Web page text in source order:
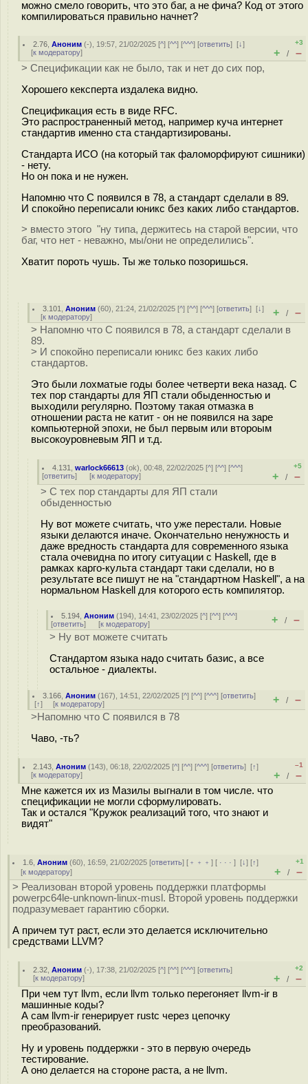
можно смело говорить, что это баг, а не фича? Код от этого
компилироваться правильно начнет?
2.76 ,Аноним (-), 19:57, 21/02/2025 [^] [^^] [^^^] [ответить][↓]
[к модератору]
+3
+ / –
> Спецификации как не было, так и нет до сих пор,
Хорошего кексперта издалека видно.
Спецификация есть в виде RFC.
Это распространенный метод, например куча интернет
стандартив именно ста стандартизированы.
Стандарта ИСО (на который так фаломорфируют сишники)
- нету.
Но он пока и не нужен.
Напомню что С появился в 78, а стандарт сделали в 89.
И спокойно переписали юникс без каких либо стандартов.
> вместо этого "ну типа, держитесь на старой версии, что
баг, что нет - неважно, мы/они не определились".
Хватит пороть чушь. Ты же только позоришься.
3.101 ,Аноним (60), 21:24, 21/02/2025 [^] [^^] [^^^] [ответить][↓]
[к модератору] + / –
> Напомню что С появился в 78, а стандарт сделали в
89.
> И спокойно переписали юникс без каких либо
стандартов.
Это были лохматые годы более четверти века назад. С
тех пор стандарты для ЯП стали обыденностью и
выходили регулярно. Поэтому такая отмазка в
отношении раста не катит - он не появился на заре
компьютерной эпохи, не был первым или второым
высокоуровневым ЯП и т.д.
4.131 ,warlock66613 (ok), 00:48, 22/02/2025 [^] [^^] [^^^]
[ответить] [к модератору]
+5
+ / –
> С тех пор стандарты для ЯП стали
обыденностью
Ну вот можете считать, что уже перестали. Новые
языки делаются иначе. Окончательно ненужность и
даже вредность стандарта для современного языка
стала очевидна по итогу ситуации с Haskell, где в
рамках карго-культа стандарт таки сделали, но в
результате все пишут не на "стандартном Haskell", а на
нормальном Haskell для которого есть компилятор.
5.194 ,Аноним (194), 14:41, 23/02/2025 [^] [^^] [^^^]
[ответить] [к модератору] + / –
> Ну вот можете считать
Стандартом языка надо считать базис, а все
остальное - диалекты.
3.166 ,Аноним (167), 14:51, 22/02/2025 [^] [^^] [^^^] [ответить]
[↑] [к модератору] + / –
>Напомню что С появился в 78
Чаво, -ть?
2.143 ,Аноним (143), 06:18, 22/02/2025 [^] [^^] [^^^] [ответить][↑]
[к модератору]
–1
+ / –
Мне кажется их из Мазилы выгнали в том числе. что
спецификации не могли сформулировать.
Так и остался "Кружок реализаций того, что знают и
видят"
1.6 ,Аноним (60), 16:59, 21/02/2025 [ответить] [ ﹢﹢﹢] [ · · ·][↓] [↑]
[к модератору]
+1
+ / –
> Реализован второй уровень поддержки платформы
powerpc64le-unknown-linux-musl. Второй уровень поддержки
подразумевает гарантию сборки.
А причем тут раст, если это делается исключительно
средствами LLVM?
2.32 ,Аноним (-), 17:38, 21/02/2025 [^] [^^] [^^^] [ответить]
[к модератору]
+2
+ / –
При чем тут llvm, если llvm только перегоняет llvm-ir в
машинные коды?
А сам llvm-ir генерирует rustc через цепочку
преобразований.
Ну и уровень поддержки - это в первую очередь
тестирование.
А оно делается на стороне раста, а не llvm.